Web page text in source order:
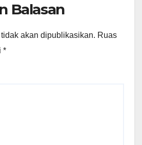
Balasan
akan dipublikasikan. Ruas
*